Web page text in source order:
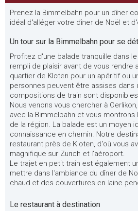
Prenez la Bimmelbahn pour un dîner
idéal d'alléger votre dîner de Noël et
Un tour sur la Bimmelbahn pour se
Profitez d'une balade tranquille dans
rempli de plaisir avant de vous rendre
quartier de Kloten pour un apéritif ou
personnes peuvent être assises dans
compositions de train sont
Nous venons vous chercher à
avec la Bimmelbahn et vous
de la région. La balade est un moyen
connaissance en chemin. Notre
restaurant près de Kloten, d'où vous
magnifique sur Zurich et l'aéroport.
Le trajet en petit train est également
mettre dans l'ambiance du dîner de
chaud et des couvertures en laine
Le restaurant à destination